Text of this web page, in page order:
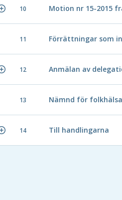
10 Motion nr 15-2015
11 Förrättningar som
12 Anmälan av
13 Nämnd för
14 Till handlingarna